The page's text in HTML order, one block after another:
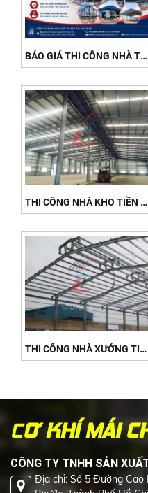
BÁO GIÁ THI CÔNG NHÀ THÉP TIỀN CHẾ THEO M² MỚI NHẤT 2026
THI CÔNG NHÀ KHO TIỀN CHẾ TẠI ĐẤT ĐỎ - BẢO QUẢN HÀNG HÓA BỀN VỮNG 2026
THI CÔNG NHÀ XƯỞNG TIỀN CHẾ TẠI KCN CÁI MÉP - TRỌN GÓI, ĐÚNG TIẾN ĐỘ 2026
CƠ KHÍ MÁI
CÔNG TY TNHH SẢN
Địa chỉ: Số 5 Đường Cao